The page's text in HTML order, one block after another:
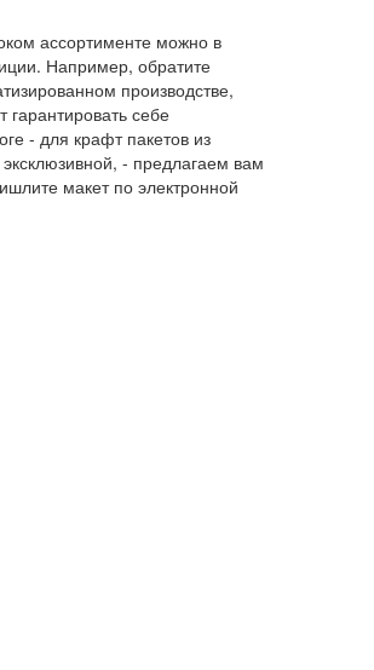
ассортименте можно в
Например, обратите
производстве,
себе
- для крафт пакетов из
- предлагаем вам
макет по электронной